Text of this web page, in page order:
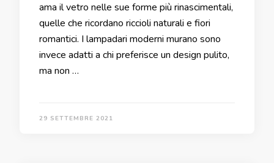
ama il vetro nelle sue forme più rinascimentali,
quelle che ricordano riccioli naturali e fiori
romantici. I lampadari moderni murano sono
invece adatti a chi preferisce un design pulito,
ma non …
29 SETTEMBRE 2021